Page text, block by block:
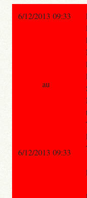
6/12/2013 09:33
au
6/12/2013 09:33